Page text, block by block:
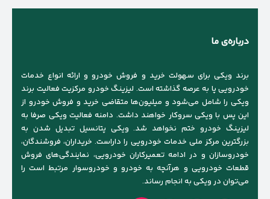
درباره‌ی ما
برند ویکی برای سهولت خرید و فروش خودرو و ارائه انواع خدمات
خودرویی پا به عرصه گذاشته است. لیزینگ خودرو مرکزیت فعالیت برند
ویکی را شامل می‌شود و میلیون‌ها متقاضی خرید و فروش خودرو از
این پس با ویکی سروکار خواهند داشت. دامنه فعالیت ویکی صرفا به
لیزینگ خودرو ختم نخواهد شد. ویکی پتانسیل تبدیل شدن به
بزرگترین مرکز ملی خدمات خودرویی را داراست. خریداران، فروشندگان،
خودروسازان و در ادامه تعمیرکاران خودرویی، نمایندگی‌های فروش
قطعات خودرویی و هرآنچه به خودرو و خودروسوار مرتبط است را
می‌توان در ویکی به انجام رساند.